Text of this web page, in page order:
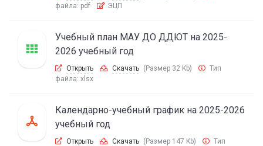
файла: pdf ЭЦП
Учебный план МАУ ДО ДДЮТ на 2025-
2026 учебный год
Открыть Скачать (Размер 32 Kb)
Тип
файла: xlsx
Календарно-учебный график на 2025-2026
учебный год
Открыть Скачать (Размер 147 Kb)
Тип